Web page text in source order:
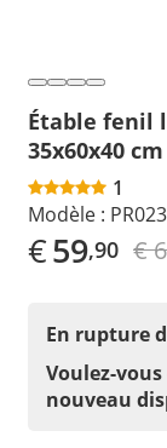
Étable fenil
35x60x40
1
Modèle :
€59,90 €
En rupture
Voulez-
nouveau